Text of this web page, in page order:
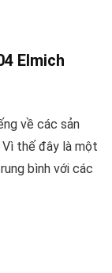
Elmich
về các sản
Vì thế đây là một
bình với các